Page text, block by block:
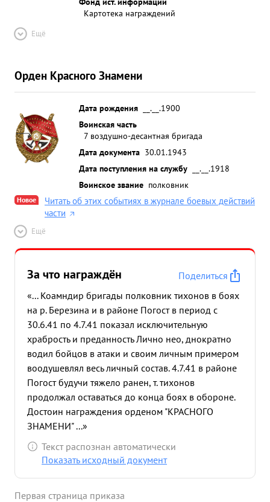
Картотека награждений
Ещё
Орден Красного Знамени
Дата рождения
__.__.1900
Воинская часть
7 воздушно-десантная бригада
Дата документа 30.01.1943
Дата поступления на службу
__.__.1918
Воинское звание полковник
Новое
Читать об этих событиях в журнале боевых действий
части
Ещё
За что награждён
Поделиться
«... Коамндир бригады полковник тихонов в боях
на р. Березина и в районе Погост в период с
30.6.41 по 4.7.41 показал исключительную
храбрость и преданность Лично нео, днократно
водил бойцов в атаки и своим личным примером
воодушевлял весь личный состав. 4.7.41 в районе
Погост будучи тяжело ранен, т. тихонов
продолжал оставаться до конца боях в обороне.
Достоин награждения орденом "КРАСНОГО
ЗНАМЕНИ" ...»
Текст распознан автоматически
Показать исходный документ
Первая страница приказа